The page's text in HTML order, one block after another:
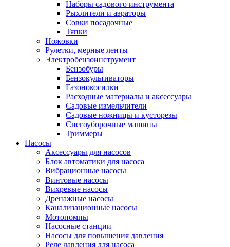
Наборы садового инструмента
Рыхлители и аэраторы
Совки посадочные
Тяпки
Ножовки
Рулетки, мерные ленты
Электробензоинструмент
Бензобуры
Бензокультиваторы
Газонокосилки
Расходные материалы и аксессуары
Садовые измельчители
Садовые ножницы и кусторезы
Снегоуборочные машины
Триммеры
Насосы
Аксессуары для насосов
Блок автоматики для насоса
Вибрационные насосы
Винтовые насосы
Вихревые насосы
Дренажные насосы
Канализационные насосы
Мотопомпы
Насосные станции
Насосы для повышения давления
Реле давления для насоса